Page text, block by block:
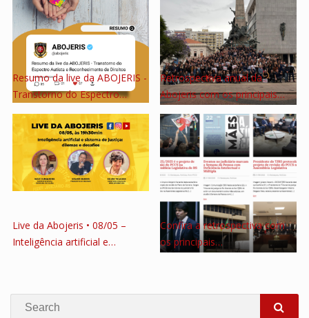
Resumo da live da ABOJERIS -
Transtorno do Espectro…
Retrospectiva anual da
Abojeris com os principais…
Live da Abojeris • 08/05 –
Inteligência artificial e…
Confira a retrospectiva com
os principais…
Search